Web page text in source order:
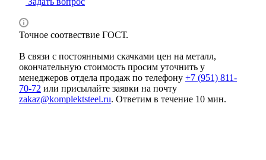
Точное соотвествие ГОСТ.
В связи с постоянными скачками цен на металл,
окончательную стоимость просим уточнить у
менеджеров отдела продаж по телефону +7 (951) 811-
70-72 или присылайте заявки на почту
zakaz@komplektsteel.ru. Ответим в течение 10 мин.